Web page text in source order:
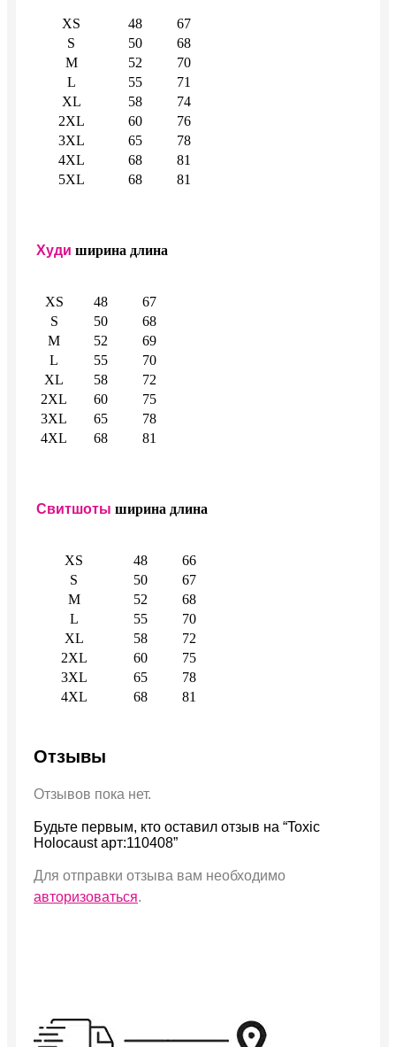
XS 48
67
S
50
68
M
52
70
L
55
71
XL
58
74
2XL
60
76
3XL
65
78
4XL
68
81
5XL
68 81
Худи ширина длина
XS 48
67
S
50
68
M
52
69
L
55
70
XL
58
72
2XL
60
75
3XL
65
78
4XL
68 81
Свитшоты ширина длина
XS 48
66
S
50
67
M
52
68
L
55
70
XL
58
72
2XL
60
75
3XL
65
78
4XL
68 81
Отзывы
Отзывов пока нет.
Будьте первым, кто оставил отзыв на “Toxic
Holocaust арт:110408”
Для отправки отзыва вам необходимо
авторизоваться.